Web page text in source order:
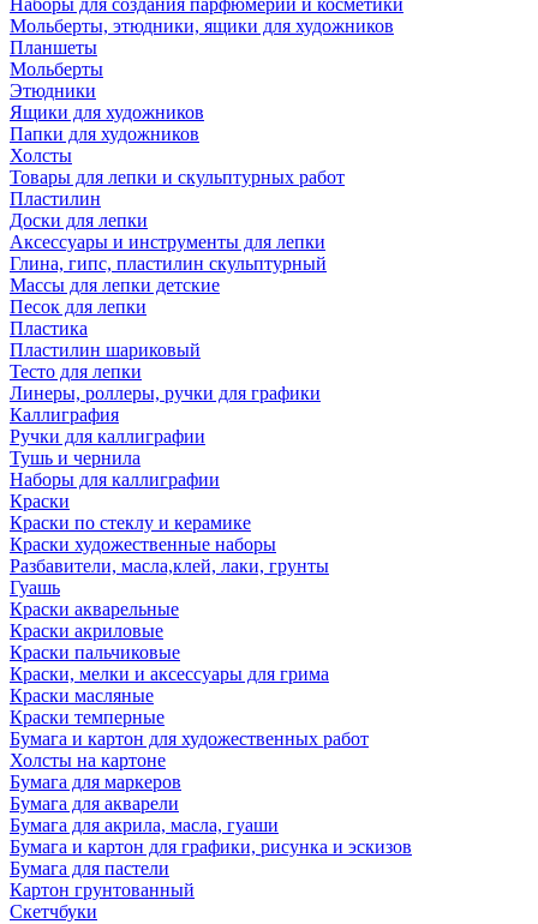
Наборы для создания парфюмерии и косметики
Мольберты, этюдники, ящики для художников
Планшеты
Мольберты
Этюдники
Ящики для художников
Папки для художников
Холсты
Товары для лепки и скульптурных работ
Пластилин
Доски для лепки
Аксессуары и инструменты для лепки
Глина, гипс, пластилин скульптурный
Массы для лепки детские
Песок для лепки
Пластика
Пластилин шариковый
Тесто для лепки
Линеры, роллеры, ручки для графики
Каллиграфия
Ручки для каллиграфии
Тушь и чернила
Наборы для каллиграфии
Краски
Краски по стеклу и керамике
Краски художественные наборы
Разбавители, масла,клей, лаки, грунты
Гуашь
Краски акварельные
Краски акриловые
Краски пальчиковые
Краски, мелки и аксессуары для грима
Краски масляные
Краски темперные
Бумага и картон для художественных работ
Холсты на картоне
Бумага для маркеров
Бумага для акварели
Бумага для акрила, масла, гуаши
Бумага и картон для графики, рисунка и эскизов
Бумага для пастели
Картон грунтованный
Скетчбуки